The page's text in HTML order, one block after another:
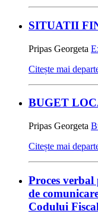
SITUATII
Pripas Georgeta
Citește mai
BUGET
Pripas Georgeta
Citește mai
Proces
de
Codului Fiscal